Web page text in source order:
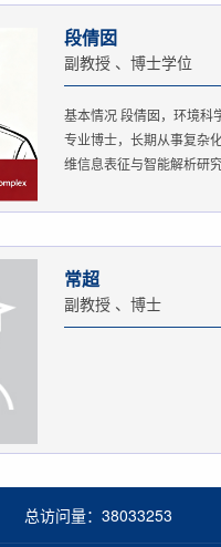
段倩囡
副教授 、博士学位
基本情况 段倩囡，环境科学与工程
专业博士，长期从事复杂
维信息表征与智能解析研
常超
副教授 、博士
总访问量： 38033253